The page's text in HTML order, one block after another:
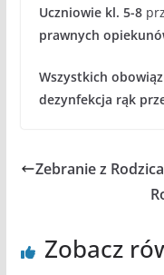
Uczniowie kl. 5-8
prawnych
Wszystkich
dezynfekcja rąk
Zebranie z
Zobacz